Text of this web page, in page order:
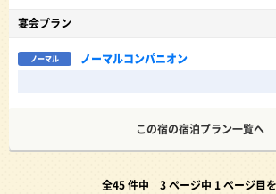
宴会プラン
ノーマル
ノーマルコンパニオン
この宿の宿泊プラン一覧へ
全45 件中 3 ページ中 1 ページ目